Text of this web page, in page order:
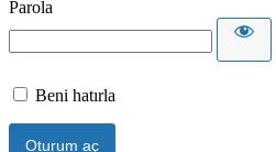
Parola
Beni hatırla